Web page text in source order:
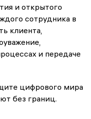
и открытого
сотрудника в
клиента,
и передаче
цифрового мира
без границ.